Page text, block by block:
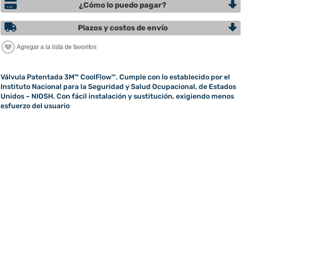
¿Cómo lo puedo pagar?
Plazos y costos de envío
Válvula Patentada 3M™ CoolFlow™. Cumple con lo establecido por el
Instituto Nacional para la Seguridad y Salud Ocupacional, de Estados
Unidos – NIOSH. Con fácil instalación y sustitución, exigiendo menos
esfuerzo del usuario